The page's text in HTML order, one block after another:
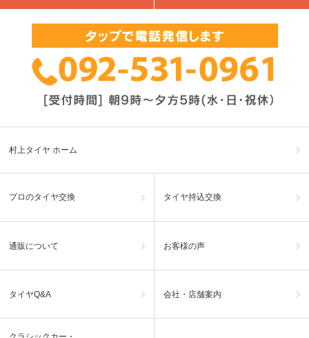
村上タイヤ ホーム
プロのタイヤ交換 タイヤ持込交換
通販について お客様の声
タイヤQ&A 会社・店舗案内